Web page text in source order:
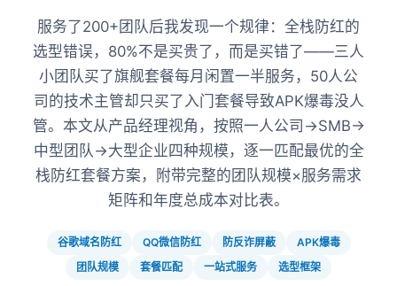
服务了200+团队后我发现一个规律：全栈防红的
选型错误，80%不是买贵了，而是买错了——三人
小团队买了旗舰套餐每月闲置一半服务，50人公
司的技术主管却只买了入门套餐导致APK爆毒没人
管。本文从产品经理视角，按照一人公司→SMB→
中型团队→大型企业四种规模，逐一匹配最优的全
栈防红套餐方案，附带完整的团队规模×服务需求
矩阵和年度总成本对比表。
谷歌域名防红 QQ微信防红 防反诈屏蔽
APK爆毒
团队规模
套餐匹配 一站式服务 选型框架